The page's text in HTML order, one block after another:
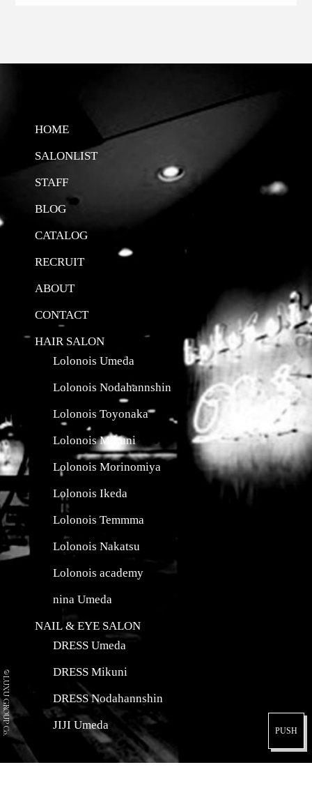
HOME
SALONLIST
STAFF
BLOG
CATALOG
RECRUIT
ABOUT
CONTACT
HAIR SALON
Lolonois Umeda
Lolonois Nodahannshin
Lolonois Toyonaka
Lolonois Mikuni
Lolonois Morinomiya
Lolonois Ikeda
Lolonois Temmma
Lolonois Nakatsu
Lolonois academy
nina Umeda
NAIL & EYE SALON
DRESS Umeda
DRESS Mikuni
DRESS Nodahannshin
JIJI Umeda
©LUXU GROUP Co.